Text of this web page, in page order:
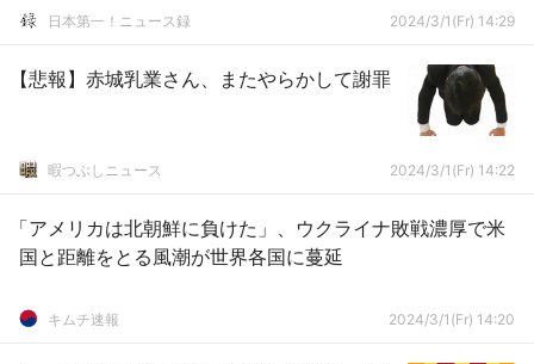
日本第一！ニュース録 2024/3/1(Fr) 14:29
【悲報】赤城乳業さん、またやらかして謝罪
暇つぶしニュース 2024/3/1(Fr) 14:22
「アメリカは北朝鮮に負けた」、ウクライナ敗戦濃厚で米
国と距離をとる風潮が世界各国に蔓延
キムチ速報 2024/3/1(Fr) 14:20